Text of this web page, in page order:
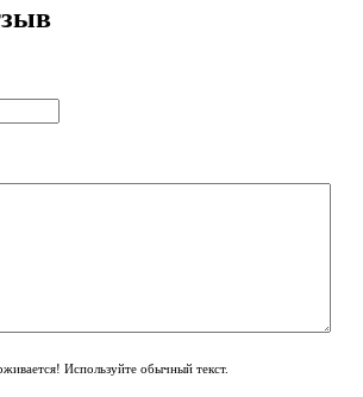
Используйте обычный текст.